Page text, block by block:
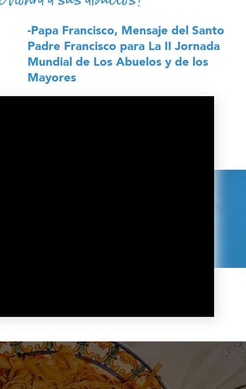
-Papa Francisco, Mensaje del Santo
Padre Francisco para La II Jornada
Mundial de Los Abuelos y de los
Mayores